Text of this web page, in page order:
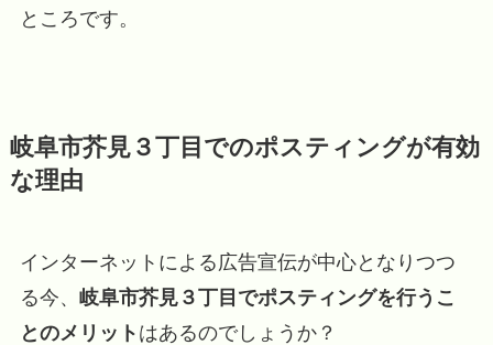
ところです。
岐阜市芥見３丁目でのポスティングが有効
な理由
インターネットによる広告宣伝が中心となりつつ
る今、 岐阜市芥見３丁目でポスティングを行うこ
とのメリット はあるのでしょうか？